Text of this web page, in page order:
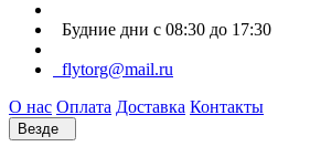
Будние дни с 08:30 до 17:30
flytorg@mail.ru
О нас Оплата Доставка Контакты
Везде